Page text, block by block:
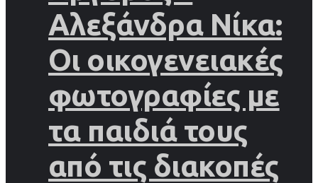
Αλεξάνδρα Νίκα:
Οι οικογενειακές
φωτογραφίες με
τα παιδιά τους
από τις διακοπές